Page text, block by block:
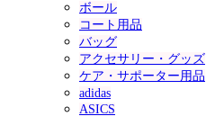
ボール
コート用品
バッグ
アクセサリー・グッズ
ケア・サポーター用品
adidas
ASICS